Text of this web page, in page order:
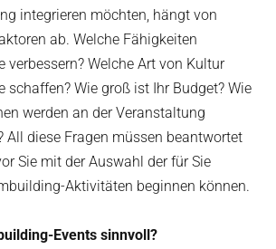
integrieren möchten, hängt von
ab. Welche Fähigkeiten
verbessern? Welche Art von Kultur
schaffen? Wie groß ist Ihr Budget? Wie
werden an der Veranstaltung
All diese Fragen müssen beantwortet
Sie mit der Auswahl der für Sie
Aktivitäten beginnen können.
Events sinnvoll?